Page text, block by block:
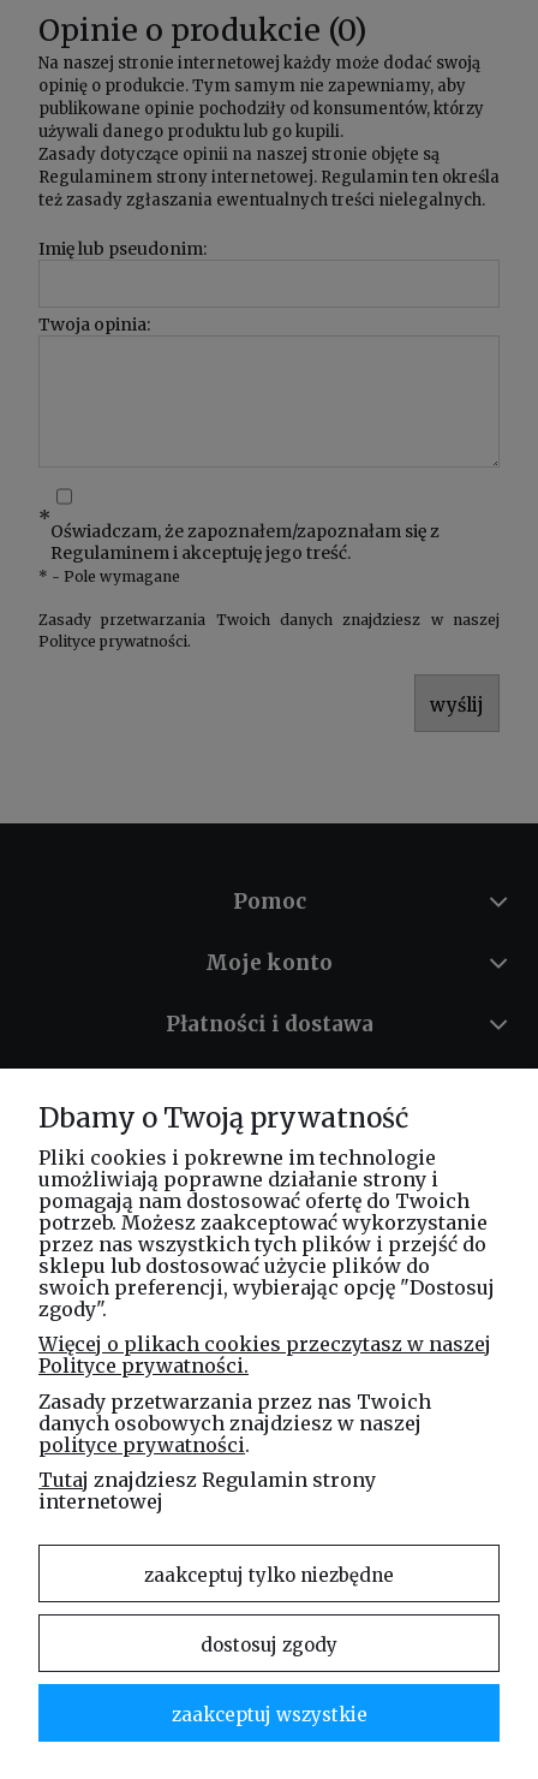
Opinie o produkcie (0)
Na naszej stronie internetowej każdy może dodać swoją
opinię o produkcie. Tym samym nie zapewniamy, aby
publikowane opinie pochodziły od konsumentów, którzy
używali danego produktu lub go kupili.
Zasady dotyczące opinii na naszej stronie objęte są
Regulaminem strony internetowej. Regulamin ten określa
też zasady zgłaszania ewentualnych treści nielegalnych.
Imię lub pseudonim:
Twoja opinia:
*
Oświadczam, że zapoznałem/zapoznałam się z
Regulaminemi akceptuję jego treść.
* - Pole wymagane
Zasady przetwarzania Twoich danych znajdziesz w naszej
Polityce prywatności.
wyślij
Pomoc
Moje konto
Płatności i dostawa
O nas
Masz pytania? Zadzwoń!
tel. kom. 730 994 188
Spółka Jawna
ul. Technologiczna 44
35-213 Rzeszów
e-mail
sklep@elinea.com.pl
Właścicielem niniejszej witryny internetowej jest firma Linea Jakubczyk – Kłeczek Spółka
zgody właściciela strony.
Dbamy o Twoją prywatność
Pliki cookies i pokrewne im technologie
umożliwiają poprawne działanie strony i
pomagają nam dostosować ofertę do Twoich
potrzeb. Możesz zaakceptować wykorzystanie
przez nas wszystkich tych plików i przejść do
sklepu lub dostosować użycie plików do
swoich preferencji, wybierając opcję "Dostosuj
zgody".
Więcej o plikach cookies przeczytasz w naszej
Polityce prywatności.
Zasady przetwarzania przez nas Twoich
danych osobowych znajdziesz w naszej
polityce prywatności.
Tutaj znajdziesz Regulamin strony
internetowej
zaakceptuj tylko niezbędne
dostosuj zgody
zaakceptuj wszystkie